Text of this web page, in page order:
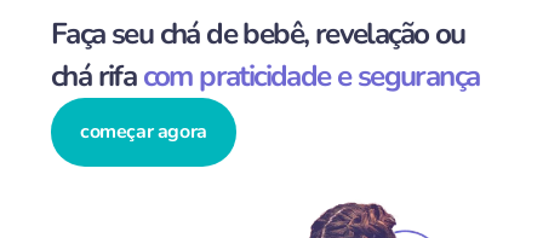
Faça seu chá de bebê, revelação ou
chá rifacom praticidade e segurança
começar agora